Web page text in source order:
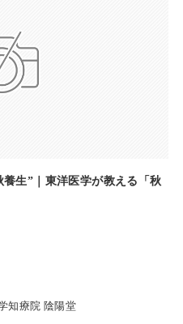
生”｜東洋医学が教える「秋
知療院 陰陽堂